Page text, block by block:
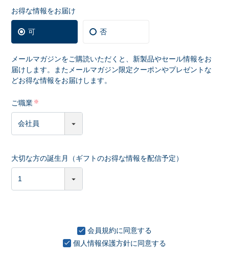
お得な情報をお届け
可 否
メールマガジンをご購読いただくと、新製品やセール情報をお
届けします。またメールマガジン限定クーポンやプレゼントな
どお得な情報をお届けします。
ご職業
大切な方の誕生月（ギフトのお得な情報を配信予定）
会員規約に同意する
個人情報保護方針に同意する